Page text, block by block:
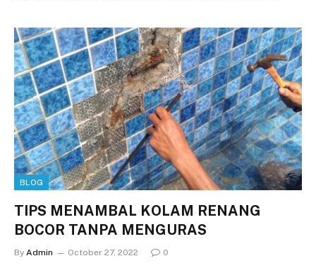
BLOG
TIPS MENAMBAL KOLAM RENANG
BOCOR TANPA MENGURAS
By Admin October 27, 2022 0